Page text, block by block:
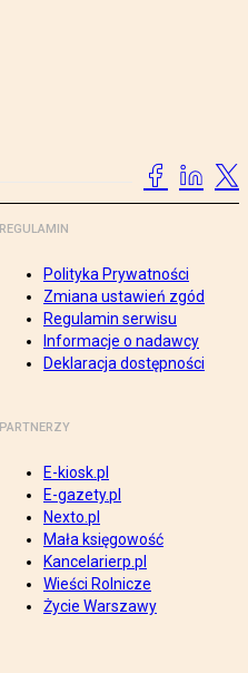
REGULAMIN
Polityka Prywatności
Zmiana ustawień zgód
Regulamin serwisu
Informacje o nadawcy
Deklaracja dostępności
PARTNERZY
E-kiosk.pl
E-gazety.pl
Nexto.pl
Mała księgowość
Kancelarierp.pl
Wieści Rolnicze
Życie Warszawy